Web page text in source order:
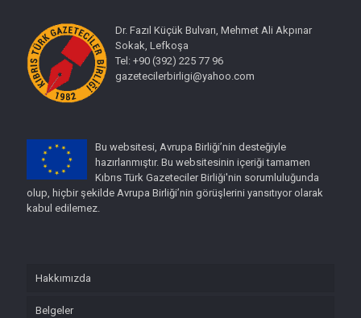
Dr. Fazıl Küçük Bulvarı, Mehmet Ali Akpınar
Sokak, Lefkoşa
Tel: +90 (392) 225 77 96
gazetecilerbirligi@yahoo.com
Bu websitesi, Avrupa Birliği’nin desteğiyle
hazırlanmıştır. Bu websitesinin içeriği tamamen
Kıbrıs Türk Gazeteciler Birliği'nin sorumluluğunda
olup, hiçbir şekilde Avrupa Birliği’nin görüşlerini yansıtıyor olarak
kabul edilemez.
Hakkımızda
Belgeler